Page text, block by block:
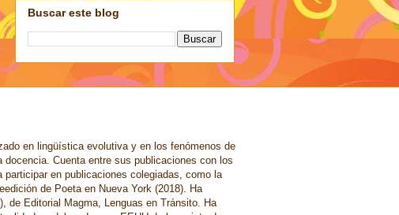
Buscar este blog
en lingüística evolutiva y en los fenómenos de
Cuenta entre sus publicaciones con los
en publicaciones colegiadas, como la
de Poeta en Nueva York (2018). Ha
de Editorial Magma, Lenguas en Tránsito. Ha